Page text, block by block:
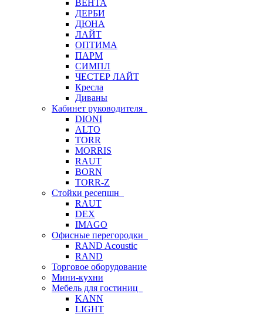
ВЕНТА
ДЕРБИ
ДЮНА
ЛАЙТ
ОПТИМА
ПАРМ
СИМПЛ
ЧЕСТЕР ЛАЙТ
Кресла
Диваны
Кабинет руководителя
DIONI
ALTO
TORR
MORRIS
RAUT
BORN
TORR-Z
Стойки ресепшн
RAUT
DEX
IMAGO
Офисные перегородки
RAND Acoustic
RAND
Торговое оборудование
Мини-кухни
Мебель для гостиниц
KANN
LIGHT